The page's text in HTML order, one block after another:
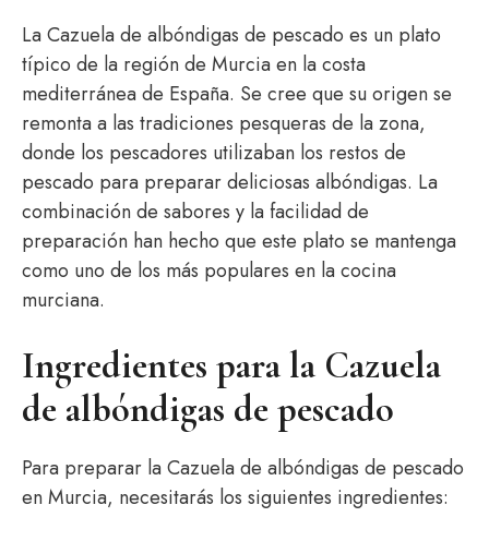
La Cazuela de albóndigas de pescado es un plato
típico de la región de Murcia en la costa
mediterránea de España. Se cree que su origen se
remonta a las tradiciones pesqueras de la zona,
donde los pescadores utilizaban los restos de
pescado para preparar deliciosas albóndigas. La
combinación de sabores y la facilidad de
preparación han hecho que este plato se mantenga
como uno de los más populares en la cocina
murciana.
Ingredientes para la Cazuela
de albóndigas de pescado
Para preparar la Cazuela de albóndigas de pescado
en Murcia, necesitarás los siguientes ingredientes: